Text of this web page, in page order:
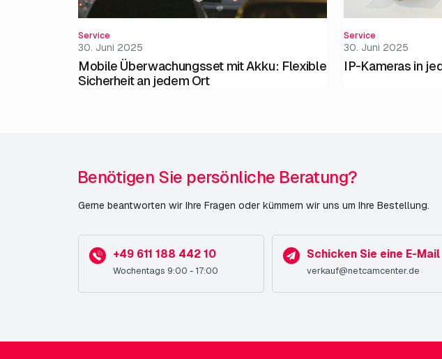
Service
30. Juni 2025
Mobile Überwachungsset mit Akku: Flexible
Sicherheit an jedem Ort
Service
30. Juni 2025
IP-Kameras in
Benötigen Sie persönliche Beratung?
Gerne beantworten wir Ihre Fragen oder kümmern wir uns um Ihre Bestellung.
+49 611 188 442 10
Wochentags 9:00 - 17:00
Schicken Sie eine E-Mail
verkauf@netcamcenter.de